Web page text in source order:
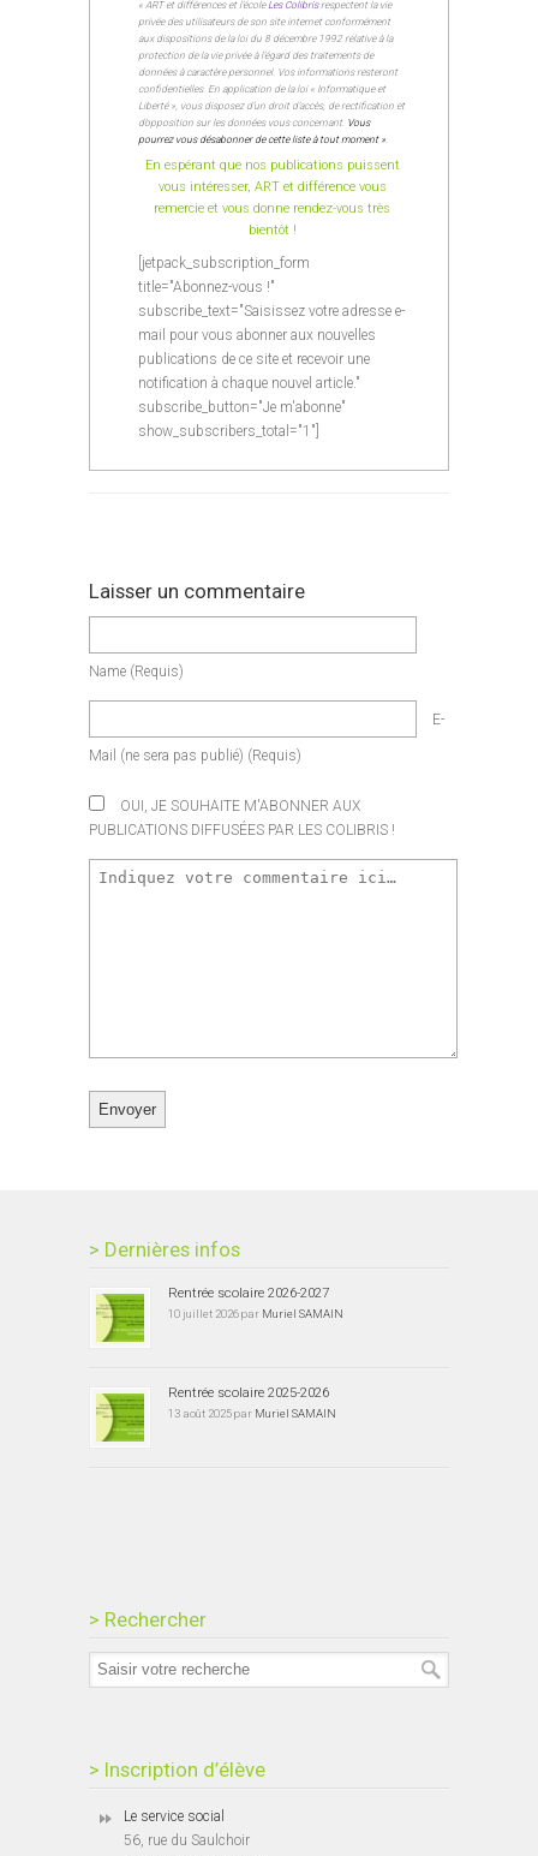
« ART et différences et l’écoleLes Colibrisrespectent la vie
privée des utilisateurs de son site internet conformément
aux dispositions de la loi du 8 décembre 1992 relative à la
protection de la vie privée à l’égard des traitements de
données à caractère personnel. Vos informations resteront
confidentielles. En application de la loi « Informatique et
Liberté », vous disposez d’un droit d’accès, de rectification et
d’opposition sur les données vous concernant. Vous
pourrez vous désabonner de cette liste à tout moment ».
En espérant que nos publications puissent
vous intéresser, ART et différence vous
remercie et vous donne rendez-vous très
bientôt !
[jetpack_subscription_form
title="Abonnez-vous !"
subscribe_text="Saisissez votre adresse e-
mail pour vous abonner aux nouvelles
publications de ce site et recevoir une
notification à chaque nouvel article."
subscribe_button="Je m'abonne"
show_subscribers_total="1"]
Laisser un commentaire
Name (requis)
E-
Mail (ne sera pas publié) (requis)
OUI, JE SOUHAITE M'ABONNER AUX
PUBLICATIONS DIFFUSÉES PAR LES COLIBRIS !
> Dernières infos
Rentrée scolaire 2026-2027
10 juillet 2026 par Muriel SAMAIN
Rentrée scolaire 2025-2026
13 août 2025 par Muriel SAMAIN
> Rechercher
> Inscription d’élève
Le service social
56, rue du Saulchoir